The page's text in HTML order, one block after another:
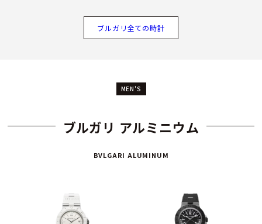
ブルガリ全ての時計
MEN'S
ブルガリ アルミニウム
BVLGARI ALUMINUM